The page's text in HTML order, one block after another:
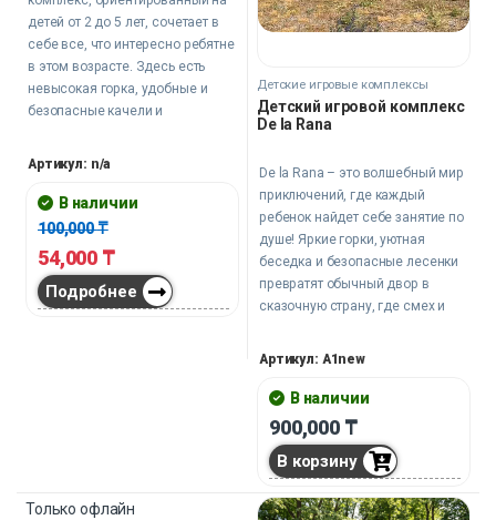
детей от 2 до 5 лет, сочетает в
себе все, что интересно ребятне
в этом возрасте. Здесь есть
невысокая горка, удобные и
безопасные качели и
Артикул: n/a
В наличии
100,000₸
54,000 ₸
Подробнее
Детские игровые комплексы
Детский игровой комплекс
De la Rana
De la Rana – это волшебный мир
приключений, где каждый
ребенок найдет себе занятие по
душе! Яркие горки, уютная
беседка и безопасные лесенки
превратят обычный двор в
сказочную страну, где смех и
комплекс, рассчитанный на 10
центром притяжения для всех
детей в округе.
Артикул: A1new
В наличии
900,000 ₸
В корзину
Только офлайн